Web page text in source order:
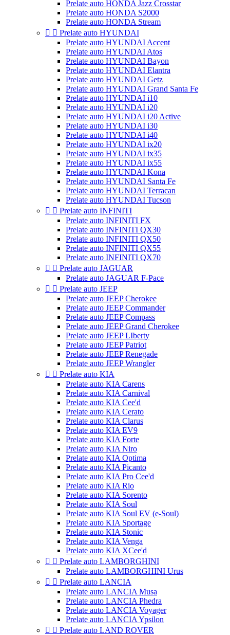
Prelate auto HONDA Jazz Crosstar
Prelate auto HONDA S2000
Prelate auto HONDA Stream
  Prelate auto HYUNDAI
Prelate auto HYUNDAI Accent
Prelate auto HYUNDAI Atos
Prelate auto HYUNDAI Bayon
Prelate auto HYUNDAI Elantra
Prelate auto HYUNDAI Getz
Prelate auto HYUNDAI Grand Santa Fe
Prelate auto HYUNDAI i10
Prelate auto HYUNDAI i20
Prelate auto HYUNDAI i20 Active
Prelate auto HYUNDAI i30
Prelate auto HYUNDAI i40
Prelate auto HYUNDAI ix20
Prelate auto HYUNDAI ix35
Prelate auto HYUNDAI ix55
Prelate auto HYUNDAI Kona
Prelate auto HYUNDAI Santa Fe
Prelate auto HYUNDAI Terracan
Prelate auto HYUNDAI Tucson
  Prelate auto INFINITI
Prelate auto INFINITI FX
Prelate auto INFINITI QX30
Prelate auto INFINITI QX50
Prelate auto INFINITI QX55
Prelate auto INFINITI QX70
  Prelate auto JAGUAR
Prelate auto JAGUAR F-Pace
  Prelate auto JEEP
Prelate auto JEEP Cherokee
Prelate auto JEEP Commander
Prelate auto JEEP Compass
Prelate auto JEEP Grand Cherokee
Prelate auto JEEP LIberty
Prelate auto JEEP Patriot
Prelate auto JEEP Renegade
Prelate auto JEEP Wrangler
  Prelate auto KIA
Prelate auto KIA Carens
Prelate auto KIA Carnival
Prelate auto KIA Cee'd
Prelate auto KIA Cerato
Prelate auto KIA Clarus
Prelate auto KIA EV9
Prelate auto KIA Forte
Prelate auto KIA Niro
Prelate auto KIA Optima
Prelate auto KIA Picanto
Prelate auto KIA Pro Cee'd
Prelate auto KIA Rio
Prelate auto KIA Sorento
Prelate auto KIA Soul
Prelate auto KIA Soul EV (e-Soul)
Prelate auto KIA Sportage
Prelate auto KIA Stonic
Prelate auto KIA Venga
Prelate auto KIA XCee'd
  Prelate auto LAMBORGHINI
Prelate auto LAMBORGHINI Urus
  Prelate auto LANCIA
Prelate auto LANCIA Musa
Prelate auto LANCIA Phedra
Prelate auto LANCIA Voyager
Prelate auto LANCIA Ypsilon
  Prelate auto LAND ROVER